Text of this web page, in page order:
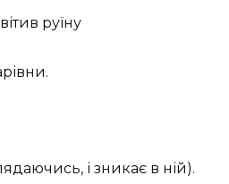
руїну
і зникає в ній).